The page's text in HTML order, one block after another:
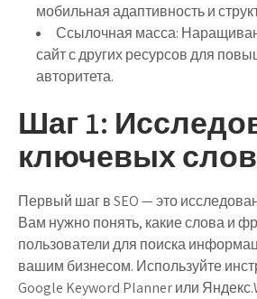
мобильная адаптивность и
Ссылочная масса:
сайт с других ресурсов для
авторитета.
Шаг 1:
ключевых слов
Первый шаг в SEO — это
Вам нужно понять, какие слова и
пользователи для поиска
вашим бизнесом. Используйте
Google Keyword Planner или